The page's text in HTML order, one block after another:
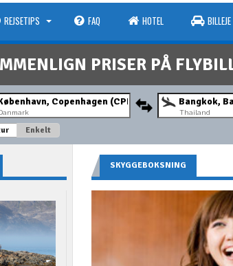
REJSETIPS FAQ HOTEL BILLEJE
PRISER PÅ
Thailand
Enkelt
SKYGGEBOKSNING